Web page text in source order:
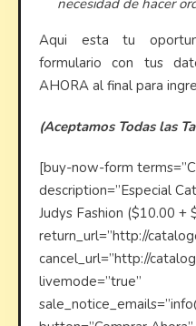
necesidad de hacer
Aqui esta tu
formulario con tus
AHORA al final para
(Aceptamos Todas las
[buy-now-form
description=”Especial
Judys Fashion ($10.00 +
return_url=”http://
cancel_url=”http://
livemode=”true”